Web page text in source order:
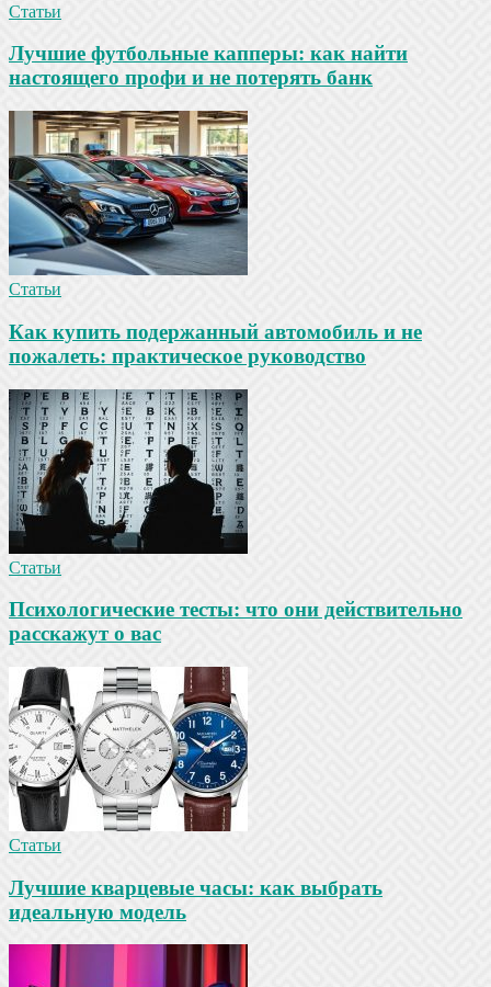
Статьи
Лучшие футбольные капперы: как найти
настоящего профи и не потерять банк
Статьи
Как купить подержанный автомобиль и не
пожалеть: практическое руководство
Статьи
Психологические тесты: что они действительно
расскажут о вас
Статьи
Лучшие кварцевые часы: как выбрать
идеальную модель